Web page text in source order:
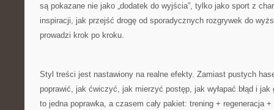
są pokazane nie jako „dodatek do wyjścia”, tylko jako sport z
inspiracji, jak przejść drogę od sporadycznych rozgrywek do
prowadzi krok po kroku.
Styl treści jest nastawiony na realne efekty. Zamiast pustych
poprawić, jak ćwiczyć, jak mierzyć postęp, jak wyłapać błąd i
to jedna poprawka, a czasem cały pakiet: trening + regeneracja